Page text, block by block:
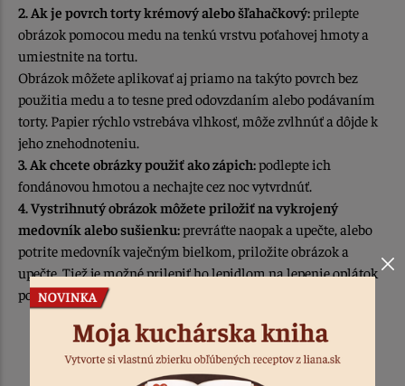
2. Ak je povrch torty krémový alebo šľahačkový:prilepte
obrázok pomocou medu na tenkú vrstvu poťahovej hmoty a
umiestnite na tortu.
Obrázok môžete aplikovať aj priamo na takýto povrch bez
použitia medu a to tesne pred odovzdaním alebo podávaním
torty. Papier rýchlo vstrebáva vlhkosť, môže zvlhnúť a dôjde k
jeho znehodnoteniu.
3. Ak chcete obrázky použiť ako zápich:podlepte ich
fondánovou hmotou a nechajte cez noc vytvrdnúť.
4. Vystrihnutý obrázok môžete priložiť na vykrojený
medovník alebo sušienku:prevráťte naopak a upečte, alebo
potrite medovník vaječným bielkom, priložite obrázok a
upečte. Tiež je možné prilepiť ho lepidlom na lepenie oplátok
po upečení.